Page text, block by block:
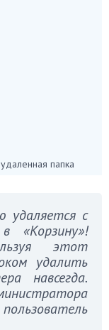
папка
удаляется с
«Корзину»!
этот
удалить
навсегда.